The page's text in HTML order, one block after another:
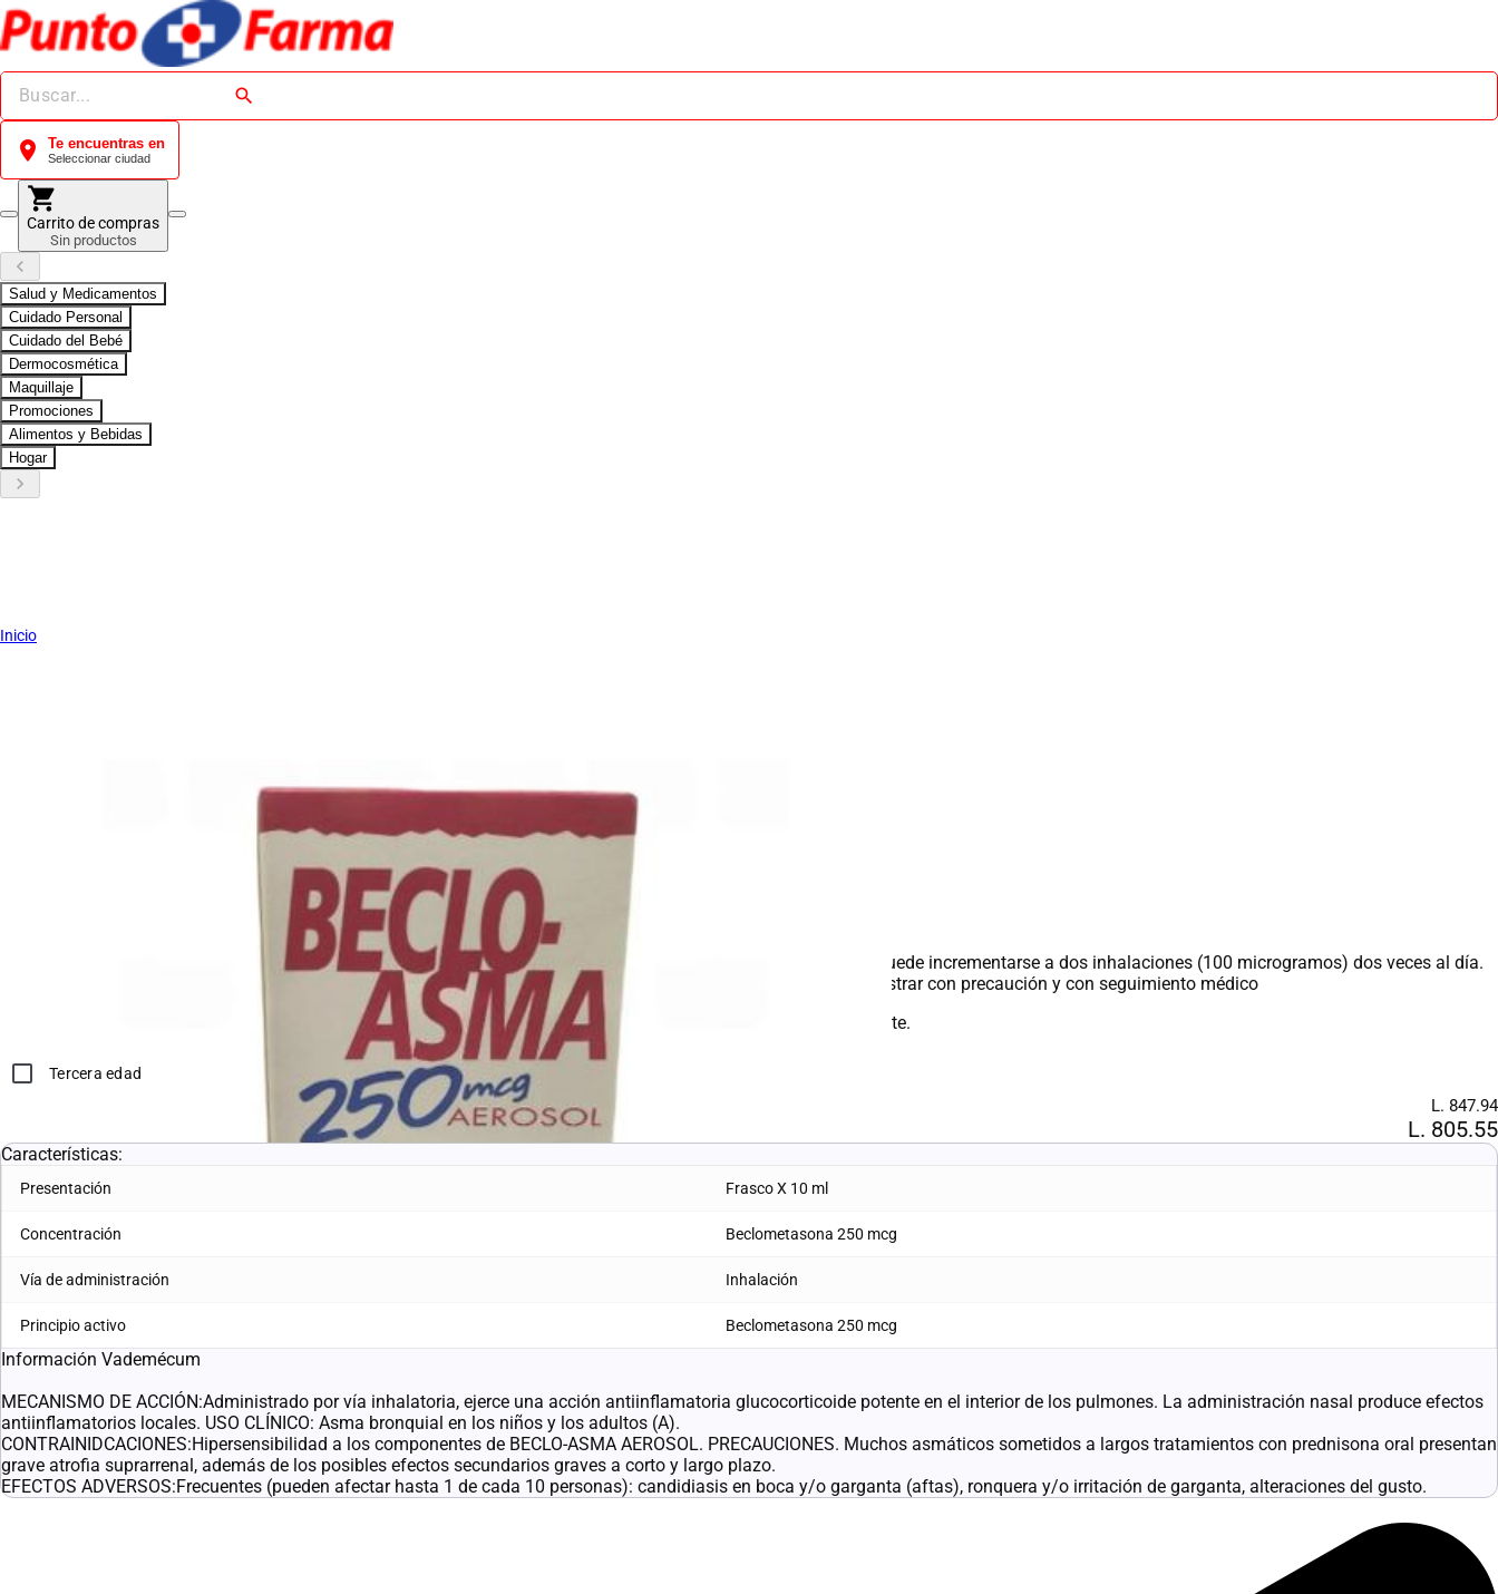
search
location_on Te encuentras en
Seleccionar ciudad
shopping_cart
Carrito de compras
Sin productos
keyboard_arrow_left
Salud y Medicamentos
Cuidado Personal
Cuidado del Bebé
Dermocosmética
Maquillaje
Promociones
Alimentos y Bebidas
Hogar
keyboard_arrow_right
Inicio
La dosis inicial para asma leve o moderado es de una inhalación(50 microgramos) dos veces al día. Esta dosis puede incrementarse a dos inhalaciones (100 microgramos) dos veces al día.
Para asma más grave la dosis usual es hasta de cuatro inhalaciones (200 microgramos) dos veces al día.Administrar con precaución y con seguimiento médico
*Compras con receta médica o tercera edad, deben adjuntar en el siguiente paso la documentación correspondiente.
Tercera edad
L. 847.94
L. 805.55
Características:
Presentación Frasco X 10 ml
Concentración Beclometasona 250 mcg
Vía de administración Inhalación
Principio activo Beclometasona 250 mcg
Información Vademécum
MECANISMO DE ACCIÓN:Administrado por vía inhalatoria, ejerce una acción antiinflamatoria glucocorticoide potente en el interior de los pulmones. La administración nasal produce efectos
antiinflamatorios locales. USO CLÍNICO: Asma bronquial en los niños y los adultos (A).
CONTRAINIDCACIONES:Hipersensibilidad a los componentes de BECLO-ASMA AEROSOL. PRECAUCIONES. Muchos asmáticos sometidos a largos tratamientos con prednisona oral presentan
grave atrofia suprarrenal, además de los posibles efectos secundarios graves a corto y largo plazo.
EFECTOS ADVERSOS:Frecuentes (pueden afectar hasta 1 de cada 10 personas): candidiasis en boca y/o garganta (aftas), ronquera y/o irritación de garganta, alteraciones del gusto.